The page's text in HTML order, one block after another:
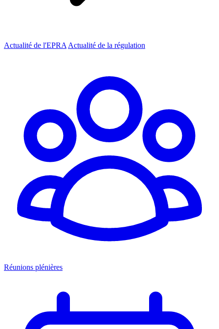
Actualité de l'EPRA Actualité de la régulation
Réunions plénières